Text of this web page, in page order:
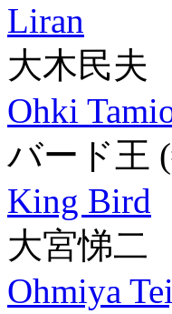
Liran
大木民夫
Ohki
バード王
King Bird
大宮悌二
Ohmiya